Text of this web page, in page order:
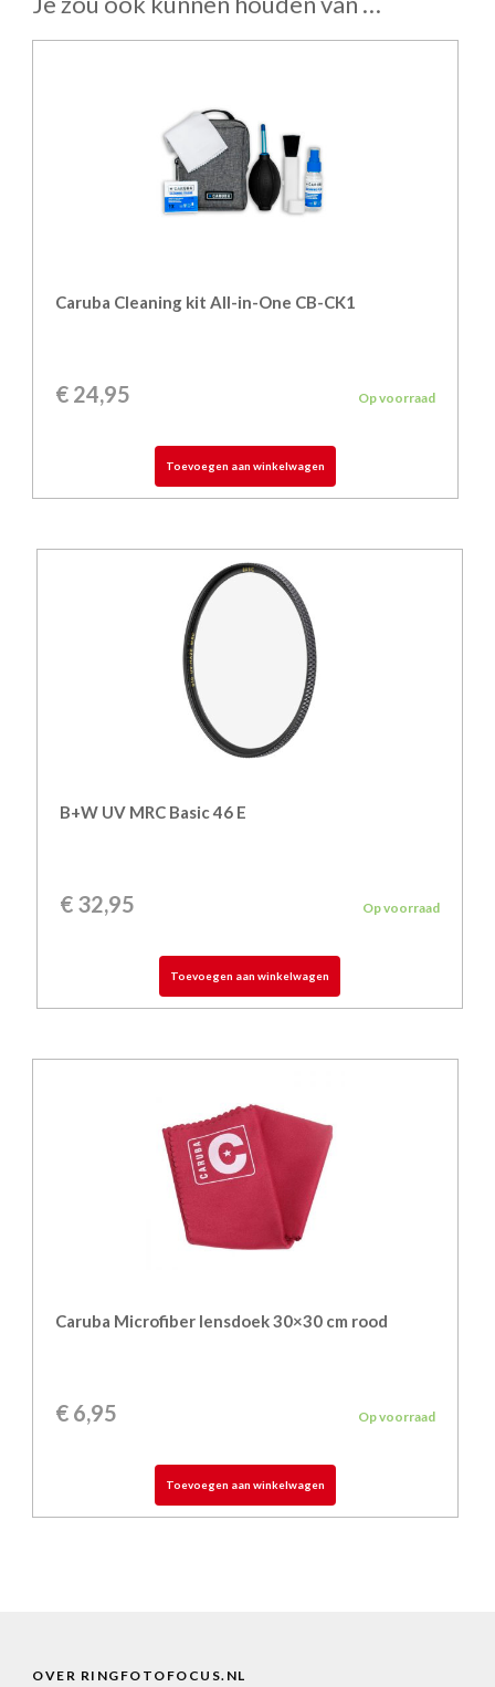
Caruba Cleaning kit All-in-One CB-CK1
€ 24,95 Op voorraad
Toevoegen aan winkelwagen
B+W UV MRC Basic 46 E
€32,95 Op voorraad
Toevoegen aan winkelwagen
Caruba Microfiber lensdoek 30×30 cm rood
€ 6,95 Op voorraad
Toevoegen aan winkelwagen
OVER RINGFOTOFOCUS.NL